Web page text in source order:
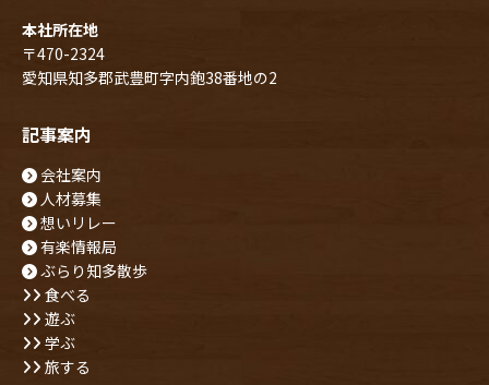
本社所在地
〒470-2324
愛知県知多郡武豊町字内鉋38番地の2
記事案内
会社案内
人材募集
想いリレー
有楽情報局
ぶらり知多散歩
食べる
遊ぶ
学ぶ
旅する